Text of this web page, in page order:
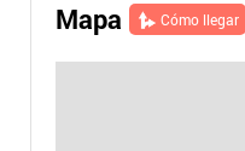
Mapa Cómo llegar